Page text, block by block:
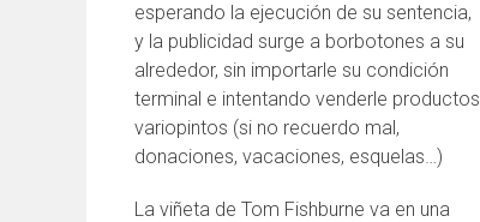
esperando la ejecución de su sentencia,
y la publicidad surge a borbotones a su
alrededor, sin importarle su condición
terminal e intentando venderle productos
variopintos (si no recuerdo mal,
donaciones, vacaciones, esquelas…)
La viñeta de Tom Fishburne va en una